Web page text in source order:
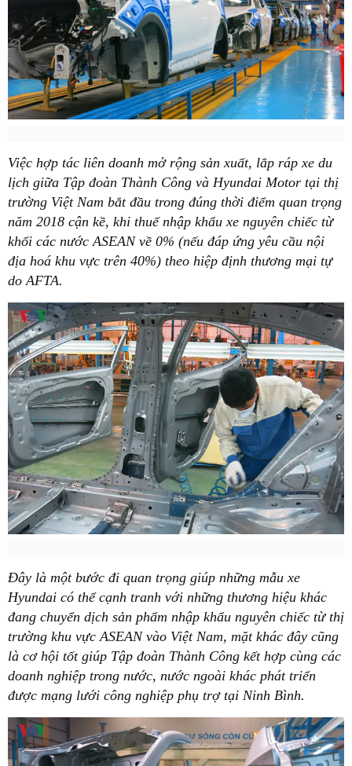
Việc hợp tác liên doanh mở rộng sản xuất, lắp ráp xe du
lịch giữa Tập đoàn Thành Công và Hyundai Motor tại thị
trường Việt Nam bắt đầu trong đúng thời điểm quan trọng
năm 2018 cận kề, khi thuế nhập khẩu xe nguyên chiếc từ
khối các nước ASEAN về 0% (nếu đáp ứng yêu cầu nội
địa hoá khu vực trên 40%) theo hiệp định thương mại tự
do AFTA.
Đây là một bước đi quan trọng giúp những mẫu xe
Hyundai có thể cạnh tranh với những thương hiệu khác
đang chuyển dịch sản phẩm nhập khẩu nguyên chiếc từ thị
trường khu vực ASEAN vào Việt Nam, mặt khác đây cũng
là cơ hội tốt giúp Tập đoàn Thành Công kết hợp cùng các
doanh nghiệp trong nước, nước ngoài khác phát triển
được mạng lưới công nghiệp phụ trợ tại Ninh Bình.